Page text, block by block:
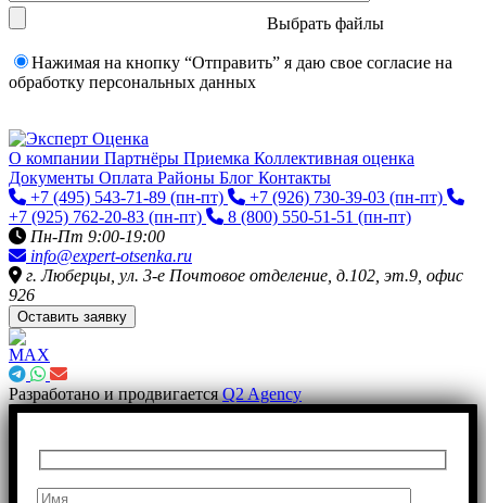
Выбрать файлы
Нажимая на кнопку “Отправить” я даю свое согласие на
обработку персональных данных
О компании Партнёры Приемка Коллективная оценка
Документы Оплата Районы Блог Контакты
+7 (495) 543-71-89 (пн-пт) +7 (926) 730-39-03 (пн-пт)
+7 (925) 762-20-83 (пн-пт) 8 (800) 550-51-51 (пн-пт)
Пн-Пт 9:00-19:00
info@expert-otsenka.ru
г. Люберцы, ул. 3-е Почтовое отделение, д.102, эт.9, офис
926
Оставить заявку
Разработано и продвигаетсяQ2 Agency